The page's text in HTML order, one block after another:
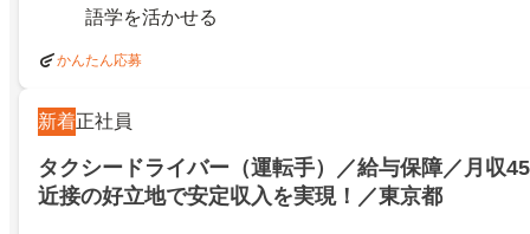
語学を活かせる
かんたん応募
新着正社員
タクシードライバー（運転手）／給与保障／月収
近接の好立地で安定収入を実現！／東京都